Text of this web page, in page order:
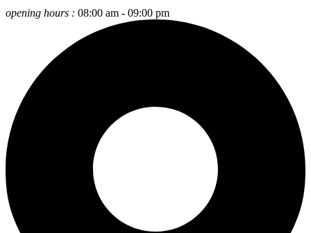
opening hours : 08:00 am - 09:00 pm